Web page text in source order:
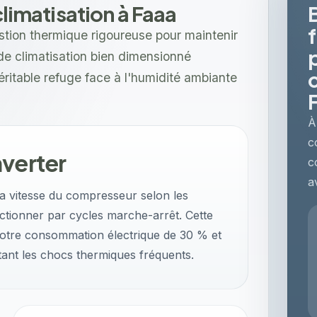
à Faaa
thermique rigoureuse pour maintenir
climatisation bien dimensionné
refuge face à l'humidité ambiante
vitesse du compresseur selon les
par cycles marche-arrêt. Cette
consommation électrique de 30 % et
les chocs thermiques fréquents.